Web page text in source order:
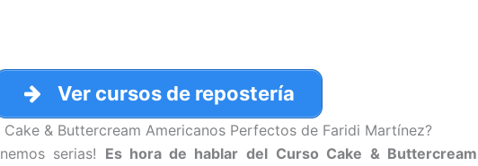
Ver cursos de repostería
Cake & Buttercream Americanos Perfectos de Faridi Martínez?
serias! Es hora de hablar del Curso Cake & Buttercream